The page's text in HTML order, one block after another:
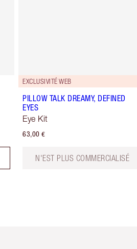
EXCLUSIVITÉ WEB
PILLOW TALK DREAMY, DEFINED
EYES
Eye Kit
63,00 €
N'EST PLUS COMMERCIALISÉ